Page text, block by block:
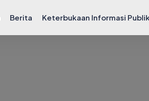
Berita Keterbukaan Informasi Publik